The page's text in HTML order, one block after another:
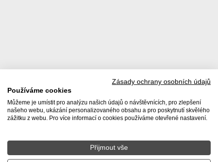
© 2026 Realitní kancelář DACHI s. r. o. |
Zásady ochrany osobních údajů
Používáme cookies
Můžeme je umístit pro analýzu našich údajů o návštěvnících, pro zlepšení
našeho webu, ukázání personalizovaného obsahu a pro poskytnutí skvělého
zážitku z webu. Pro více informací o cookies používáme otevřené nastavení.
Přijmout vše